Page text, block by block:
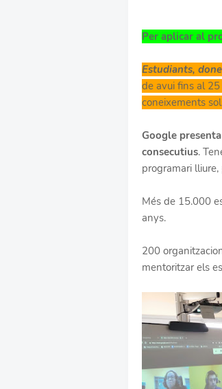
Per aplicar al
Estudiants,
de avui fins al
coneixements
Google
consecutius.
programari
Més de 15.000
anys.
200
mentoritzar els